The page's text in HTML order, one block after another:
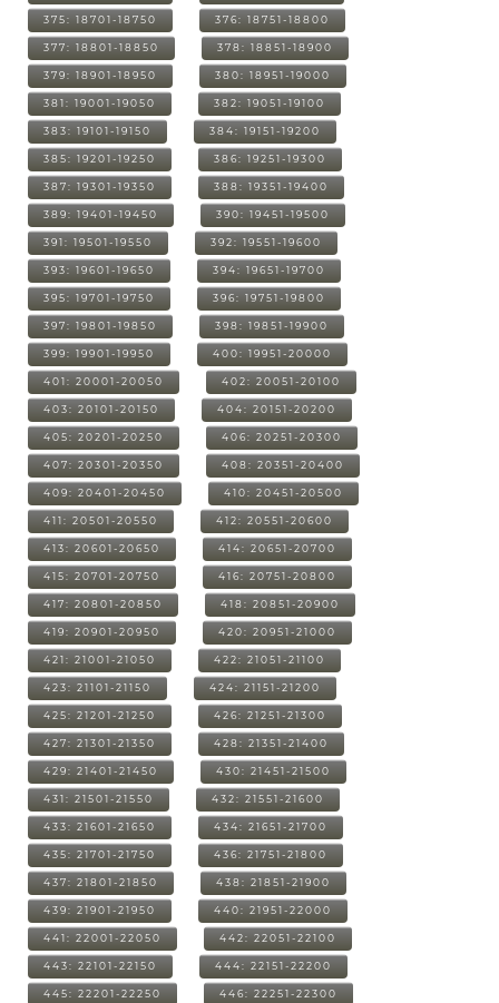
375: 18701-18750 376: 18751-18800
377: 18801-18850 378: 18851-18900
379: 18901-18950 380: 18951-19000
381: 19001-19050 382: 19051-19100
383: 19101-19150 384: 19151-19200
385: 19201-19250 386: 19251-19300
387: 19301-19350 388: 19351-19400
389: 19401-19450 390: 19451-19500
391: 19501-19550 392: 19551-19600
393: 19601-19650 394: 19651-19700
395: 19701-19750 396: 19751-19800
397: 19801-19850 398: 19851-19900
399: 19901-19950 400: 19951-20000
401: 20001-20050 402: 20051-20100
403: 20101-20150 404: 20151-20200
405: 20201-20250 406: 20251-20300
407: 20301-20350 408: 20351-20400
409: 20401-20450 410: 20451-20500
411: 20501-20550 412: 20551-20600
413: 20601-20650 414: 20651-20700
415: 20701-20750 416: 20751-20800
417: 20801-20850 418: 20851-20900
419: 20901-20950 420: 20951-21000
421: 21001-21050 422: 21051-21100
423: 21101-21150 424: 21151-21200
425: 21201-21250 426: 21251-21300
427: 21301-21350 428: 21351-21400
429: 21401-21450 430: 21451-21500
431: 21501-21550 432: 21551-21600
433: 21601-21650 434: 21651-21700
435: 21701-21750 436: 21751-21800
437: 21801-21850 438: 21851-21900
439: 21901-21950 440: 21951-22000
441: 22001-22050 442: 22051-22100
443: 22101-22150 444: 22151-22200
445: 22201-22250 446: 22251-22300